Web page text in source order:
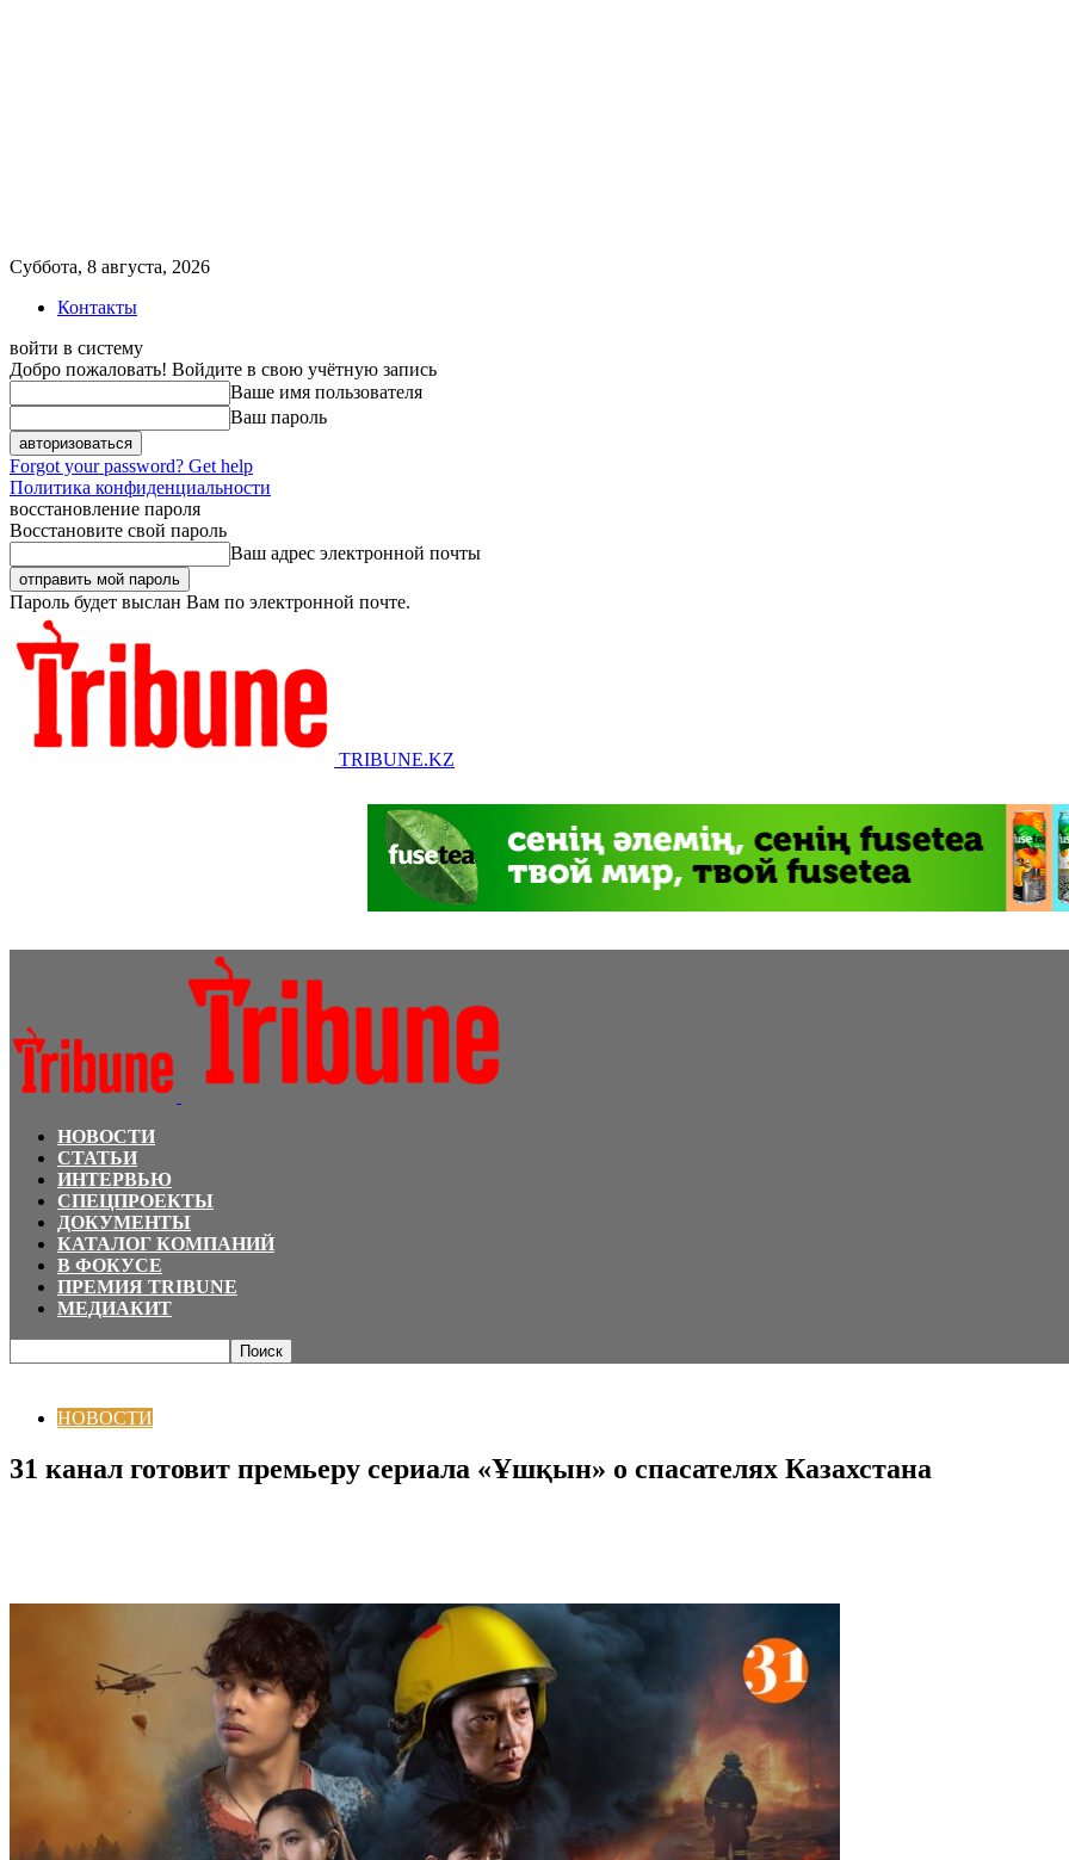
Суббота, 8 августа, 2026
Контакты
войти в систему
Добро пожаловать! Войдите в свою учётную запись
Ваше имя пользователя
Ваш пароль
Forgot your password? Get help
Политика конфиденциальности
восстановление пароля
Восстановите свой пароль
Ваш адрес электронной почты
Пароль будет выслан Вам по электронной почте.
TRIBUNE.KZ
НОВОСТИ
СТАТЬИ
ИНТЕРВЬЮ
СПЕЦПРОЕКТЫ
ДОКУМЕНТЫ
КАТАЛОГ КОМПАНИЙ
В ФОКУСЕ
ПРЕМИЯ TRIBUNE
МЕДИАКИТ
НОВОСТИ
31 канал готовит премьеру сериала «Ұшқын» о спасателях Казахстана